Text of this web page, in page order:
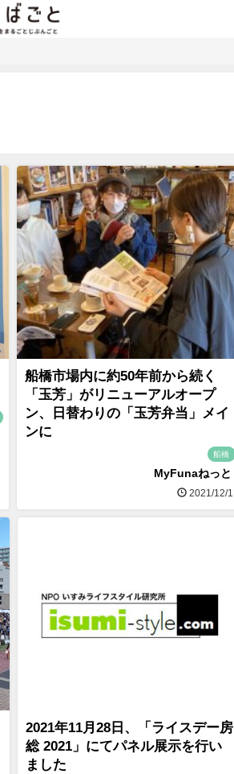
船橋市場内に約50年前から続く
「玉芳」がリニューアルオープ
ン、日替わりの「玉芳弁当」メイ
ンに
船橋
MyFunaねっと
2021/12/1
2021年11月28日、「ライスデー房
総 2021」にてパネル展示を行い
ました